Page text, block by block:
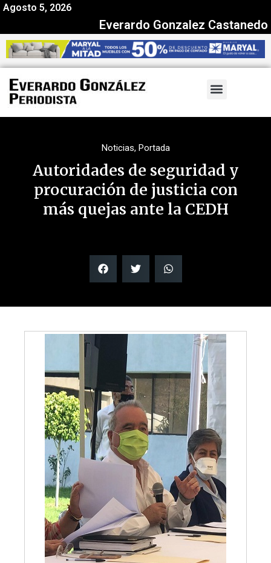
Agosto 5, 2026
Everardo Gonzalez Castanedo
Noticias, Portada
Autoridades de seguridad y
procuración de justicia con
más quejas ante la CEDH